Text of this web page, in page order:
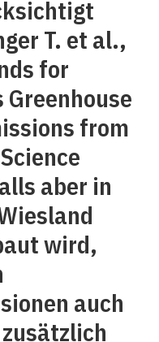
T. et al.,
for
from
aber in
wird,
auch